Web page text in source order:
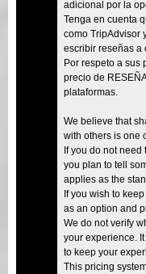
adicional por la
Tenga en cuenta
como TripAdvisor
escribir reseñas a
Por respeto a sus
precio de
plataformas.
We believe that
with others is one
If you do not
you plan to tell
applies as the
If you wish to
as an option and
We do not verify
your experience.
to keep your
This pricing